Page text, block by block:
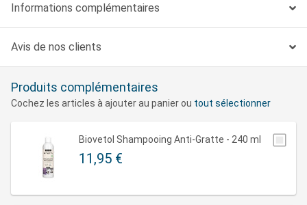
Informations complémentaires
Avis de nos clients
Produits complémentaires
Cochez les articles à ajouter au panier ou tout sélectionner
Biovetol Shampooing Anti-Gratte - 240 ml
11,95 €